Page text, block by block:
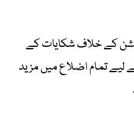
کے خلاف شکایات کے
لیے تمام اضلاع میں مزید